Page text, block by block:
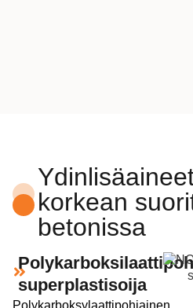
korkean
betonissa
superplastisoija
Polykarboksylaattipohjainen